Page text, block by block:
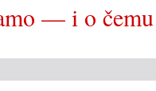
— i o